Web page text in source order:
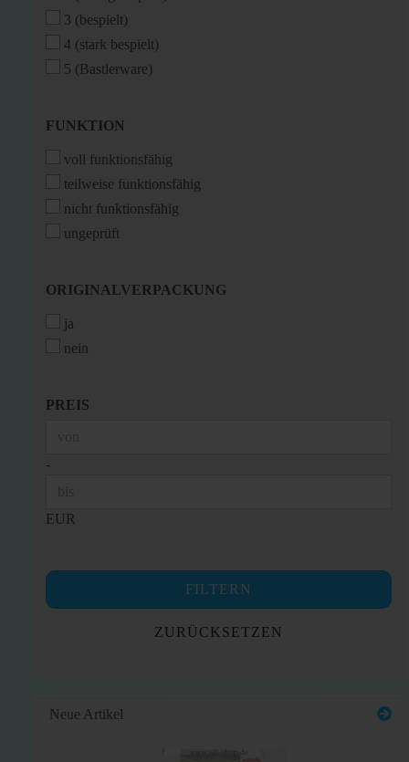
3 (bespielt)
4 (stark bespielt)
5 (Bastlerware)
FUNKTION
FUNKTION
voll funktionsfähig
teilweise funktionsfähig
nicht funktionsfähig
ungeprüft
ORIGINALVERPACKUNG
ORIGINALVERPACKUNG
ja
nein
PREIS
PREIS
-
EUR
FILTERN
ZURÜCKSETZEN
Neue Artikel